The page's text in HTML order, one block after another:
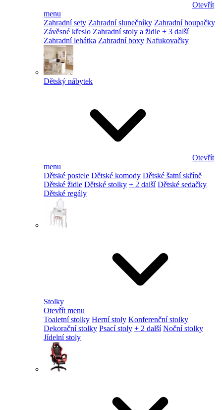
Otevřít
menu
Zahradní sety Zahradní slunečníky Zahradní houpačky
Závěsné křeslo Zahradní stoly a židle + 3 další
Zahradní lehátka Zahradní boxy Nafukovačky
Dětský nábytek
Otevřít
menu
Dětské postele Dětské komody Dětské šatní skříně
Dětské židle Dětské stolky + 2 další Dětské sedačky
Dětské regály
Stolky
Otevřít menu
Toaletní stolky Herní stoly Konferenční stolky
Dekorační stolky Psací stoly + 2 další Noční stolky
Jídelní stoly